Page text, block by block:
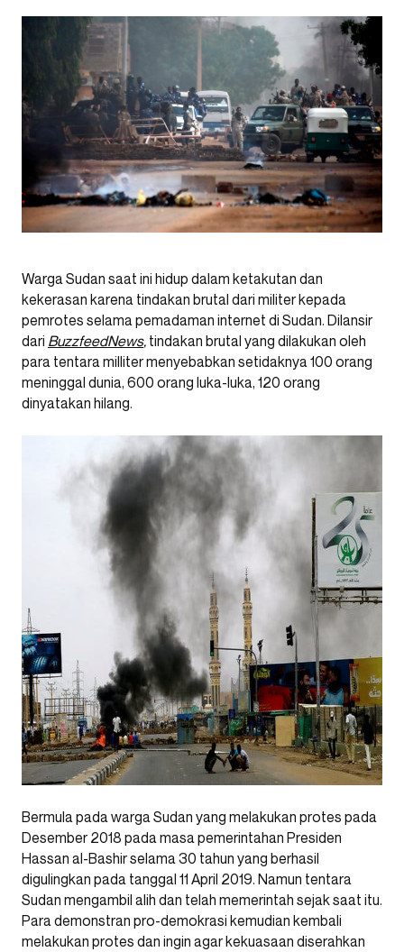
Warga Sudan saat ini hidup dalam ketakutan dan
kekerasan karena tindakan brutal dari militer kepada
pemrotes selama pemadaman internet di Sudan. Dilansir
dari BuzzfeedNews, tindakan brutal yang dilakukan oleh
para tentara milliter menyebabkan setidaknya 100 orang
meninggal dunia, 600 orang luka-luka, 120 orang
dinyatakan hilang.
Bermula pada warga Sudan yang melakukan protes pada
Desember 2018 pada masa pemerintahan Presiden
Hassan al-Bashir selama 30 tahun yang berhasil
digulingkan pada tanggal 11 April 2019. Namun tentara
Sudan mengambil alih dan telah memerintah sejak saat itu.
Para demonstran pro-demokrasi kemudian kembali
melakukan protes dan ingin agar kekuasaan diserahkan